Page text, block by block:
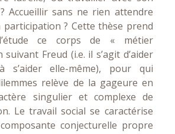
Accueillir sans ne rien attendre
? Cette thèse prend
ce corps de « métier
Freud (i.e. il s’agit d’aider
s’aider elle-même), pour qui
relève de la gageure en
singulier et complexe de
Le travail social se caractérise
conjecturelle propre